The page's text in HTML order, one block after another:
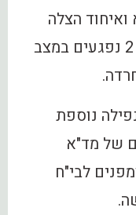
הצלה
העניקו במקום טיפול רפואי ל- 2 נפגעים במצב
אירעה נפילה נוספת
של מד"א
לבי"ח